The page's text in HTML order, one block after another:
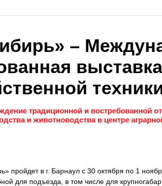
–
выставка
традиционной и востребованной
и животноводства в центре
пройдет в г. Барнаул с 30 октября по 1
для подъезда, в том числе для